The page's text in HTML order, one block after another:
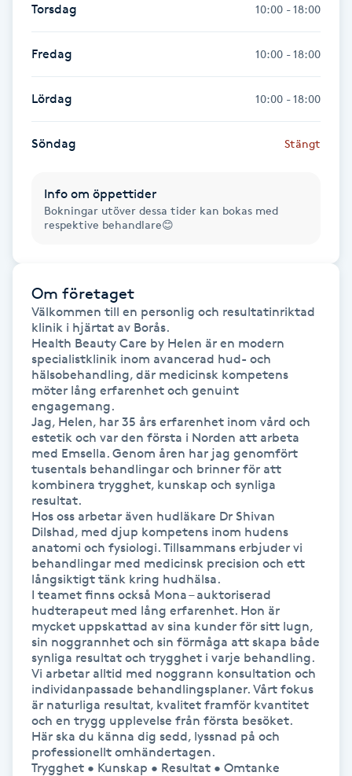
Hyperhidros
Hårborttagning
Hårbottenbehandling
Hårförlängning
Hårvård
Hälsa
Hälsprickor
Idrottsmassage
IPL hårborttagning
IR-massage
Japansk massage
Torsdag 10:00 - 18:00
Fredag 10:00 - 18:00
Lördag 10:00 - 18:00
Söndag Stängt
Info om öppettider
Bokningar utöver dessa tider kan bokas med
respektive behandlare😊
Om företaget
Välkommen till en personlig och resultatinriktad
klinik i hjärtat av Borås.
Health Beauty Care by Helen är en modern
specialistklinik inom avancerad hud- och
hälsobehandling, där medicinsk kompetens
möter lång erfarenhet och genuint
engagemang.
Jag, Helen, har 35 års erfarenhet inom vård och
estetik och var den första i Norden att arbeta
med Emsella. Genom åren har jag genomfört
tusentals behandlingar och brinner för att
kombinera trygghet, kunskap och synliga
resultat.
Hos oss arbetar även hudläkare Dr Shivan
Dilshad, med djup kompetens inom hudens
anatomi och fysiologi. Tillsammans erbjuder vi
behandlingar med medicinsk precision och ett
långsiktigt tänk kring hudhälsa.
I teamet finns också Mona – auktoriserad
hudterapeut med lång erfarenhet. Hon är
mycket uppskattad av sina kunder för sitt lugn,
sin noggrannhet och sin förmåga att skapa både
synliga resultat och trygghet i varje behandling.
Vi arbetar alltid med noggrann konsultation och
individanpassade behandlingsplaner. Vårt fokus
är naturliga resultat, kvalitet framför kvantitet
och en trygg upplevelse från första besöket.
Här ska du känna dig sedd, lyssnad på och
professionellt omhändertagen.
Trygghet • Kunskap • Resultat • Omtanke